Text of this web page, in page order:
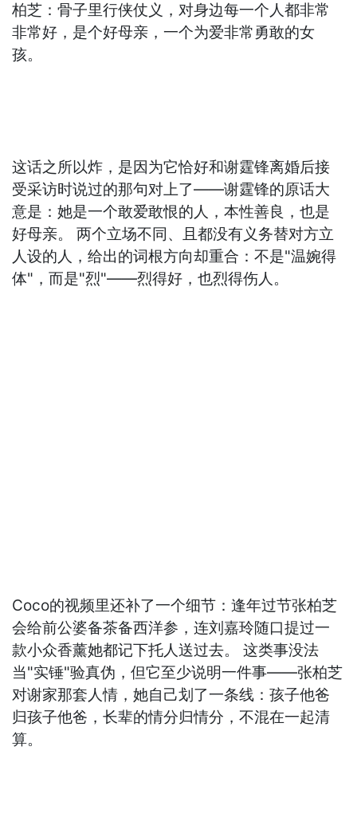
柏芝：骨子里行侠仗义，对身边每一个人都非常
非常好，是个好母亲，一个为爱非常勇敢的女
孩。
这话之所以炸，是因为它恰好和谢霆锋离婚后接
受采访时说过的那句对上了——谢霆锋的原话大
意是：她是一个敢爱敢恨的人，本性善良，也是
好母亲。 两个立场不同、且都没有义务替对方立
人设的人，给出的词根方向却重合：不是"温婉得
体"，而是"烈"——烈得好，也烈得伤人。
Coco的视频里还补了一个细节：逢年过节张柏芝
会给前公婆备茶备西洋参，连刘嘉玲随口提过一
款小众香薰她都记下托人送过去。 这类事没法
当"实锤"验真伪，但它至少说明一件事——张柏芝
对谢家那套人情，她自己划了一条线：孩子他爸
归孩子他爸，长辈的情分归情分，不混在一起清
算。